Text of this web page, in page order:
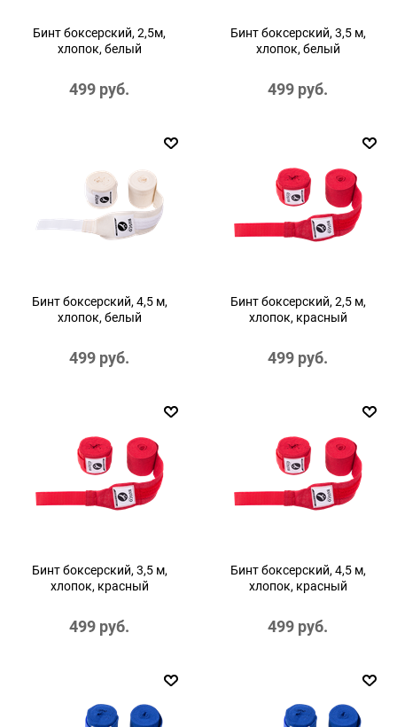
Бинт боксерский, 2,5м,
хлопок, белый
499 руб.
Бинт боксерский, 3,5 м,
хлопок, белый
499 руб.
Бинт боксерский, 4,5 м,
хлопок, белый
499 руб.
Бинт боксерский, 2,5 м,
хлопок, красный
499 руб.
Бинт боксерский, 3,5 м,
хлопок, красный
499 руб.
Бинт боксерский, 4,5 м,
хлопок, красный
499 руб.